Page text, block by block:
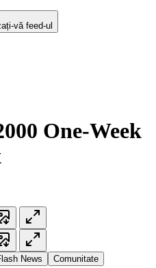
vă feed-ul
One-Week
News Comunitate